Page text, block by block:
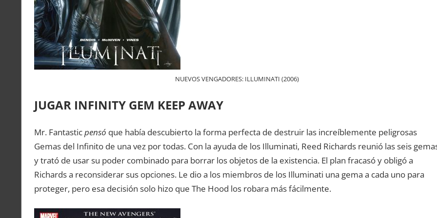
NUEVOS VENGADORES: ILLUMINATI (2006)
JUGAR INFINITY GEM KEEP AWAY
Mr. Fantasticpensó que había descubierto la forma perfecta de destruir las increíblemente peligrosas
Gemas del Infinito de una vez por todas. Con la ayuda de los Illuminati, Reed Richards reunió las seis
y trató de usar su poder combinado para borrar los objetos de la existencia. El plan fracasó y obligó a
Richards a reconsiderar sus opciones. Le dio a los miembros de los Illuminati una gema a cada uno para
proteger, pero esa decisión solo hizo que The Hood los robara más fácilmente.